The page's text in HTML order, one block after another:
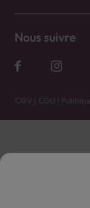
Nous suivre
CGV | CGU |
Vente uniquement en
L'ABUS D'ALCOOL EST